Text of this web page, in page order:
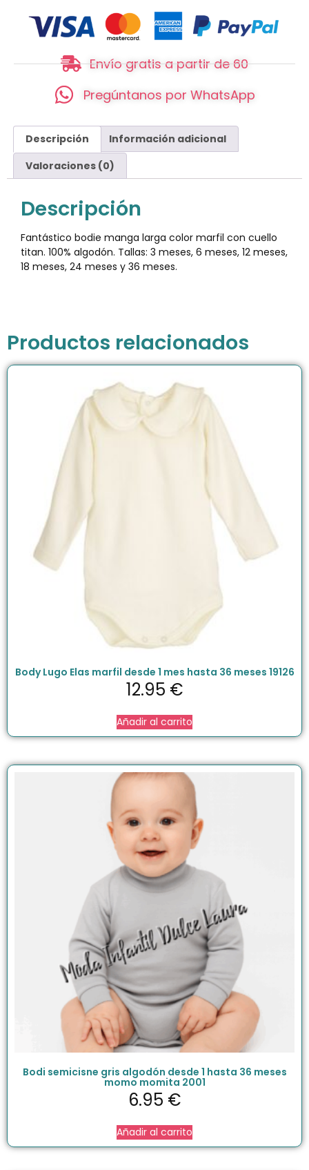
Envío gratis a partir de 60
Pregúntanos por WhatsApp
Descripción
Información adicional
Valoraciones (0)
Descripción
Fantástico bodie manga larga color marfil con cuello
titan. 100% algodón. Tallas: 3 meses, 6 meses, 12 meses,
18 meses, 24 meses y 36 meses.
Productos relacionados
Body Lugo Elas marfil desde 1 mes hasta 36 meses 19126
12.95 €
Añadir al carrito
Bodi semicisne gris algodón desde 1 hasta 36 meses
momo momita 2001
6.95 €
Añadir al carrito